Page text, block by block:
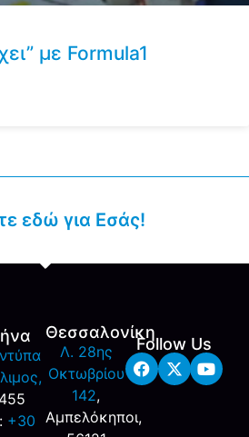
με Formula1
εδώ για Εσάς!
+30
Θεσσαλονίκη
Λ. 28ης
Οκτωβρίου
142,
Αμπελόκηποι,
Follow Us